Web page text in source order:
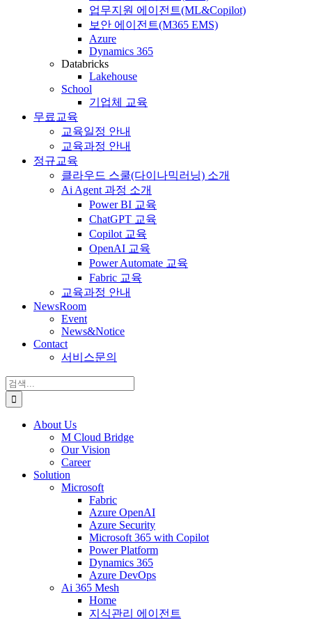
업무지원 에이전트(ML&Copilot)
보안 에이전트(M365 EMS)
Azure
Dynamics 365
Databricks
Lakehouse
School
기업체 교육
무료교육
교육일정 안내
교육과정 안내
정규교육
클라우드 스쿨(다이나믹러닝) 소개
Ai Agent 과정 소개
Power BI 교육
ChatGPT 교육
Copilot 교육
OpenAI 교육
Power Automate 교육
Fabric 교육
교육과정 안내
NewsRoom
Event
News&Notice
Contact
서비스문의
검
색:
About Us
M Cloud Bridge
Our Vision
Career
Solution
Microsoft
Fabric
Azure OpenAI
Azure Security
Microsoft 365 with Copilot
Power Platform
Dynamics 365
Azure DevOps
Ai 365 Mesh
Home
지식관리 에이전트